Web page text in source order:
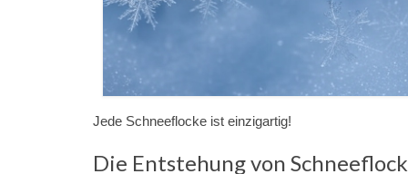
Jede Schneeflocke ist einzigartig!
Die Entstehung von